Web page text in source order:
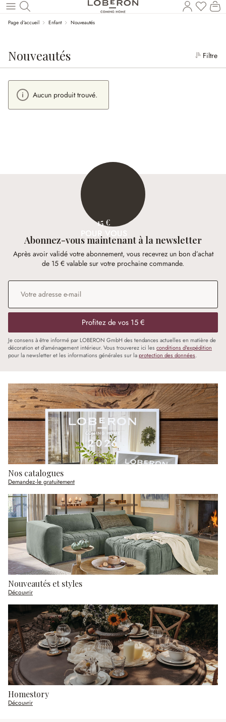
Revenir au contenu principal
Page d'accueil Enfant Nouveautés
Nouveautés Filtre
Aucun produit trouvé.
15 €
POUR VOUS
Abonnez-vous maintenant à la newsletter
Après avoir validé votre abonnement, vous recevrez un bon d’achat
de 15 € valable sur votre prochaine commande.
Adresse e-mail
Profitez de vos 15 €
Je consens à être informé par LOBERON GmbH des tendances actuelles en matière de
décoration et d'aménagement intérieur. Vous trouverez ici les conditions d'expédition
pour la newsletter et les informations générales sur laprotection des données.
Nos catalogues
Demandez-le gratuitement
Nouveautés et styles
Découvrir
Homestory
Découvrir